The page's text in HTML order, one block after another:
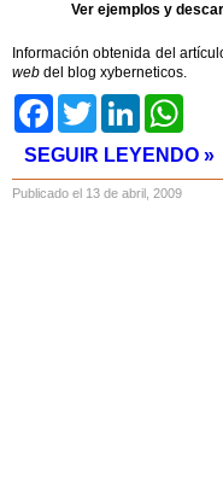
Ver ejemplos y
Información obtenida del
web del blog xyberneticos.
FacebookTwitter LinkedIn
SEGUIR LEYENDO »
Publicado el 13 de abril, 2009